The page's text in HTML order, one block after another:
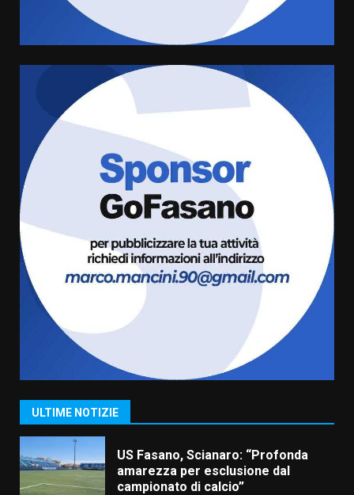
ULTIME NOTIZIE
cittadina di Fratelli d’Italia,
pronta a tornare in Consiglio
comunale
6 Agosto 2026 08:00
Cura dei beni comuni e
cittadinanza attiva: online
l’avviso per la gestione
condivisa della Villetta di
Laureto
La magia del Minareto e la prima
assoluta de “L’Albergo
Belvedere. Il rapimento”
6 Agosto 2026 06:15
1
“I Contestatori: Musica di
Rivoluzione”: nuovo
appuntamento con “Fasano in
US Fasano, Scianaro: “Profonda
amarezza per esclusione dal
campionato di calcio”